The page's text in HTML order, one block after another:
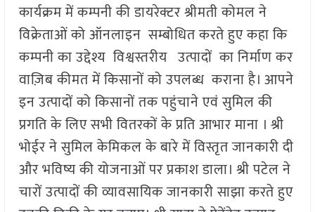
कार्यक्रम में कम्पनी की डायरेक्टर श्रीमती कोमल ने
विक्रेताओं को ऑनलाइन सम्बोधित करते हुए कहा कि
कम्पनी का उद्देश्य विश्वस्तरीय उत्पादों का निर्माण कर
वाज़िब कीमत में किसानों को उपलब्ध कराना है। आपने
इन उत्पादों को किसानों तक पहुंचाने एवं सुमिल की
प्रगति के लिए सभी वितरकों के प्रति आभार माना । श्री
भोईर ने सुमिल केमिकल के बारे में विस्तृत जानकारी दी
और भविष्य की योजनाओं पर प्रकाश डाला। श्री पटेल ने
चारों उत्पादों की व्यावसायिक जानकारी साझा करते हुए